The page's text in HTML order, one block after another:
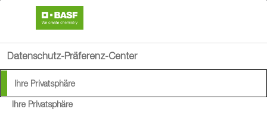
Datenschutz-Präferenz-Center
Ihre Privatsphäre
Ihre Privatsphäre